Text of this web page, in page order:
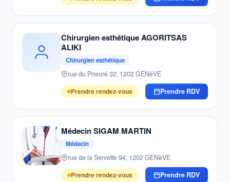
Chirurgien esthétique AGORITSAS
ALIKI
Chirurgien esthétique
rue du Prieuré 32, 1202 GENèVE
Prendre rendez-vous
Prendre RDV
Médecin SIGAM MARTIN
Médecin
rue de la Servette 94, 1202 GENèVE
Prendre rendez-vous
Prendre RDV